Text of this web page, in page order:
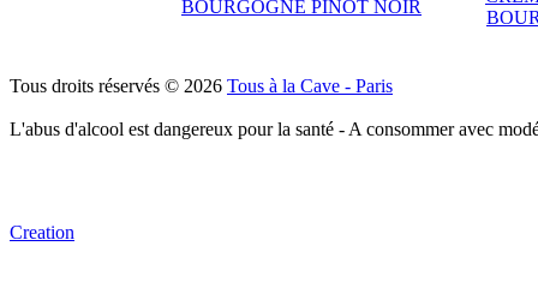
BOURGOGNE PINOT NOIR
Tous droits réservés © 2026 Tous à la Cave - Paris
L'abus d'alcool est dangereux pour la santé - A consommer avec
Creation